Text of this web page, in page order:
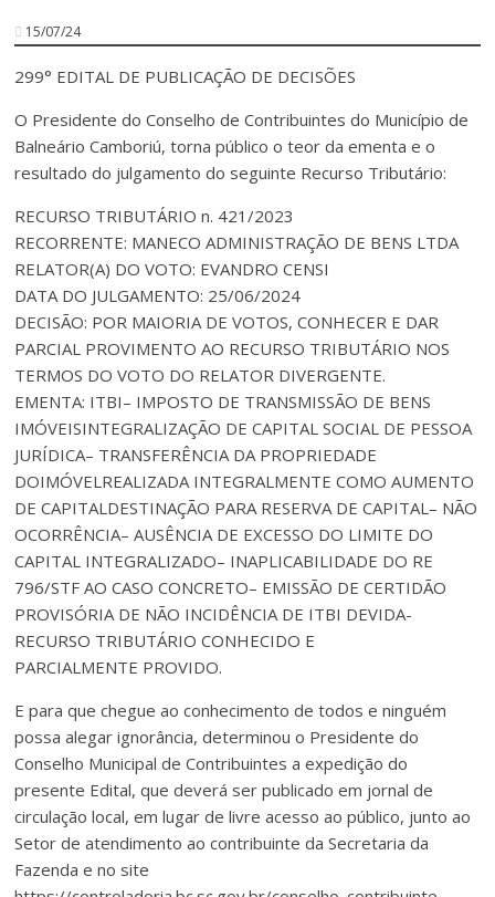
15/07/24
299° EDITAL DE PUBLICAÇÃO DE DECISÕES
O Presidente do Conselho de Contribuintes do Município de
Balneário Camboriú, torna público o teor da ementa e o
resultado do julgamento do seguinte Recurso Tributário:
RECURSO TRIBUTÁRIO n. 421/2023
RECORRENTE: MANECO ADMINISTRAÇÃO DE BENS LTDA
RELATOR(A) DO VOTO: EVANDRO CENSI
DATA DO JULGAMENTO: 25/06/2024
DECISÃO: POR MAIORIA DE VOTOS, CONHECER E DAR
PARCIAL PROVIMENTO AO RECURSO TRIBUTÁRIO NOS
TERMOS DO VOTO DO RELATOR DIVERGENTE.
EMENTA: ITBI– IMPOSTO DE TRANSMISSÃO DE BENS
IMÓVEISINTEGRALIZAÇÃO DE CAPITAL SOCIAL DE PESSOA
JURÍDICA– TRANSFERÊNCIA DA PROPRIEDADE
DOIMÓVELREALIZADA INTEGRALMENTE COMO AUMENTO
DE CAPITALDESTINAÇÃO PARA RESERVA DE CAPITAL– NÃO
OCORRÊNCIA– AUSÊNCIA DE EXCESSO DO LIMITE DO
CAPITAL INTEGRALIZADO– INAPLICABILIDADE DO RE
796/STF AO CASO CONCRETO– EMISSÃO DE CERTIDÃO
PROVISÓRIA DE NÃO INCIDÊNCIA DE ITBI DEVIDA-
RECURSO TRIBUTÁRIO CONHECIDO E
PARCIALMENTE PROVIDO.
E para que chegue ao conhecimento de todos e ninguém
possa alegar ignorância, determinou o Presidente do
Conselho Municipal de Contribuintes a expedição do
presente Edital, que deverá ser publicado em jornal de
circulação local, em lugar de livre acesso ao público, junto ao
Setor de atendimento ao contribuinte da Secretaria da
Fazenda e no site